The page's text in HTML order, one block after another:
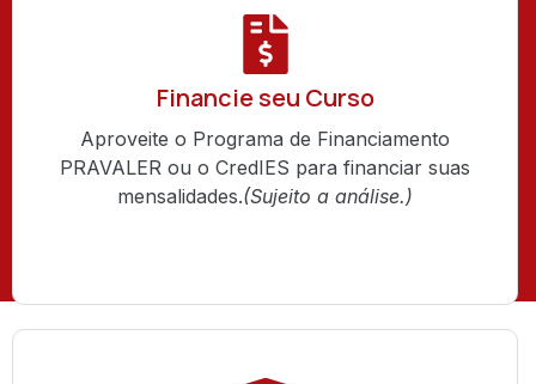
Financie seu Curso
Aproveite o Programa de Financiamento
PRAVALER ou o CredIES para financiar suas
mensalidades.(Sujeito a análise.)